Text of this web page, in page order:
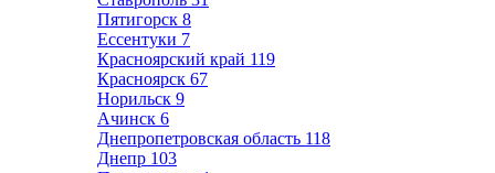
Пятигорск 8
Ессентуки 7
Красноярский край 119
Красноярск 67
Норильск 9
Ачинск 6
Днепропетровская область 118
Днепр 103